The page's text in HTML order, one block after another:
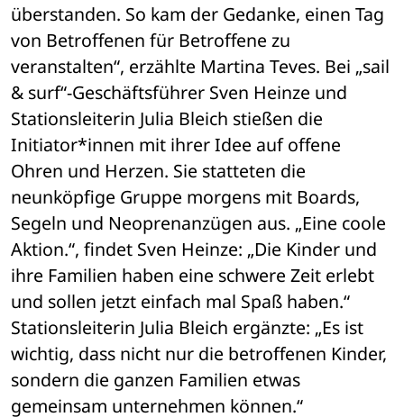
überstanden. So kam der Gedanke, einen Tag
von Betroffenen für Betroffene zu
veranstalten“, erzählte Martina Teves. Bei „sail
& surf“-Geschäftsführer Sven Heinze und
Stationsleiterin Julia Bleich stießen die
Initiator*innen mit ihrer Idee auf offene
Ohren und Herzen. Sie statteten die
neunköpfige Gruppe morgens mit Boards,
Segeln und Neoprenanzügen aus. „Eine coole
Aktion.“, findet Sven Heinze: „Die Kinder und
ihre Familien haben eine schwere Zeit erlebt
und sollen jetzt einfach mal Spaß haben.“
Stationsleiterin Julia Bleich ergänzte: „Es ist
wichtig, dass nicht nur die betroffenen Kinder,
sondern die ganzen Familien etwas
gemeinsam unternehmen können.“